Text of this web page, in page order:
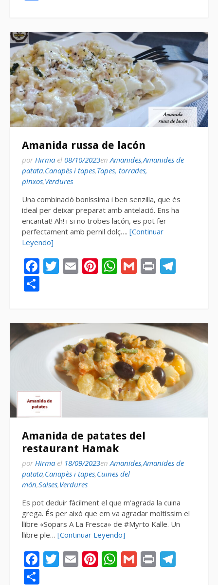
Amanida russa de lacón
por Hirma el 08/10/2023en Amanides,Amanides de
patata,Canapès i tapes,Tapes, torrades,
pinxos,Verdures
Una combinació boníssima i ben senzilla, que és
ideal per deixar preparat amb antelació. Ens ha
encantat! Ah! i si no trobes lacón, es pot fer
perfectament amb pernil dolç…. [Continuar
Leyendo]
Facebook
Twitter
EmailPinterest
WhatsApp
Gmail
Print
Amanida de patates del
restaurant Hamak
por Hirma el 18/09/2023enAmanides,Amanides de
patata,Canapès i tapes,Cuines del
món,Salses,Verdures
Es pot deduir fàcilment el que m’agrada la cuina
grega. És per això que em va agradar moltíssim el
llibre «Sopars A La Fresca» de #Myrto Kalle. Un
llibre ple… [Continuar Leyendo]
Facebook
Twitter
EmailPinterest
WhatsApp
Gmail
Print